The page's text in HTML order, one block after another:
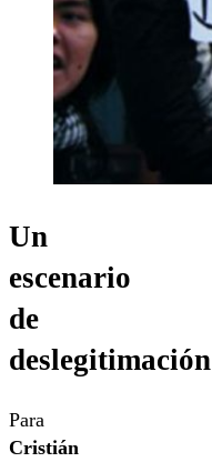
Un
escenario
de
deslegitimación
Para
Cristián